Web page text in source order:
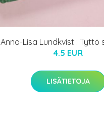
Anna-Lisa Lundkvist : Tyttö
4.5 EUR
LISÄTIETOJA